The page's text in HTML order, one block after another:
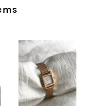
たら幸いです。
ご縁がございまし
くお願いいたしま
solo